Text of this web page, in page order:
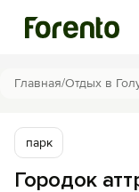
Войти
Избранное
История
Главная/Отдых в
парк
Городок